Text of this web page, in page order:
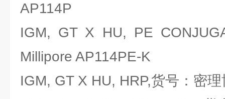
AP114P
IGM, GT X HU, PE
Millipore AP114PE-K
IGM, GT X HU, HRP,货号：密